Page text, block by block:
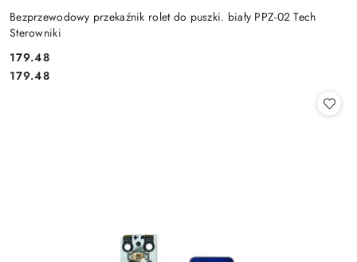
Bezprzewodowy przekaźnik rolet do puszki. biały PPZ-02 Tech
Sterowniki
Cena:
179.48
Cena:
179.48